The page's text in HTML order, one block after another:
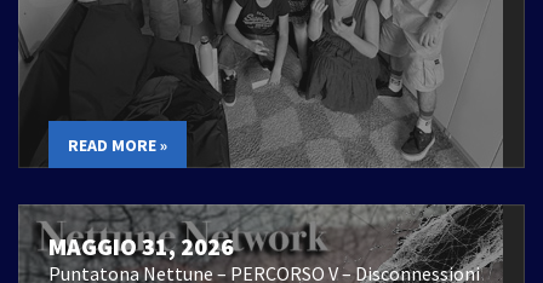
READ MORE »
MAGGIO 31, 2026
Puntatona Nettune – PERCORSO V – Disconnessioni